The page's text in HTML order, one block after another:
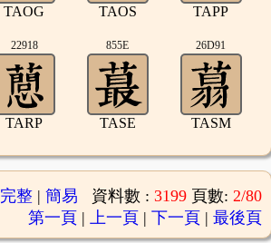
TAOG TAOS TAPP
22918
TARP
855E
TASE
26D91
TASM
完整| 簡易 資料數 : 3199 頁數: 2/80
第一頁 | 上一頁 | 下一頁 | 最後頁